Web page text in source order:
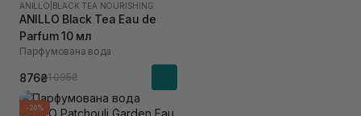
ANILLO BLACK TEA NOURISHING
ANILLO Black Tea Eau de
Parfum 10 мл
Парфумована вода
876₴1 095₴
-20%